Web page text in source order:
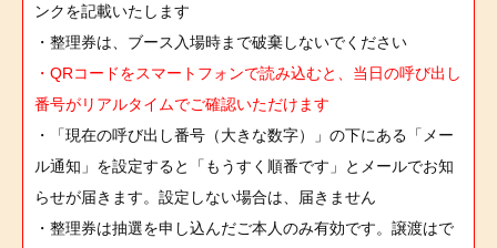
ンクを記載いたします
・整理券は、ブース入場時まで破棄しないでください
・QRコードをスマートフォンで読み込むと、当日の呼び出し
番号がリアルタイムでご確認いただけます
・「現在の呼び出し番号（大きな数字）」の下にある「メー
ル通知」を設定すると「もうすく順番です」とメールでお知
らせが届きます。設定しない場合は、届きません
・整理券は抽選を申し込んだご本人のみ有効です。譲渡はで